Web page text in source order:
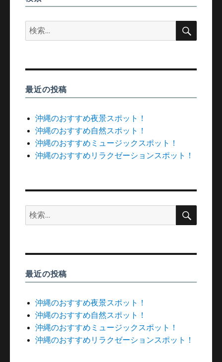
検
索:
検
最近の投稿
沖縄のおすすめ夜景スポット！
沖縄のおすすめ自然スポット！
沖縄のおすすめミュージックスポット！
沖縄のおすすめリラクゼーションスポット！
検
索:
検
最近の投稿
沖縄のおすすめ夜景スポット！
沖縄のおすすめ自然スポット！
沖縄のおすすめミュージックスポット！
沖縄のおすすめリラクゼーションスポット！